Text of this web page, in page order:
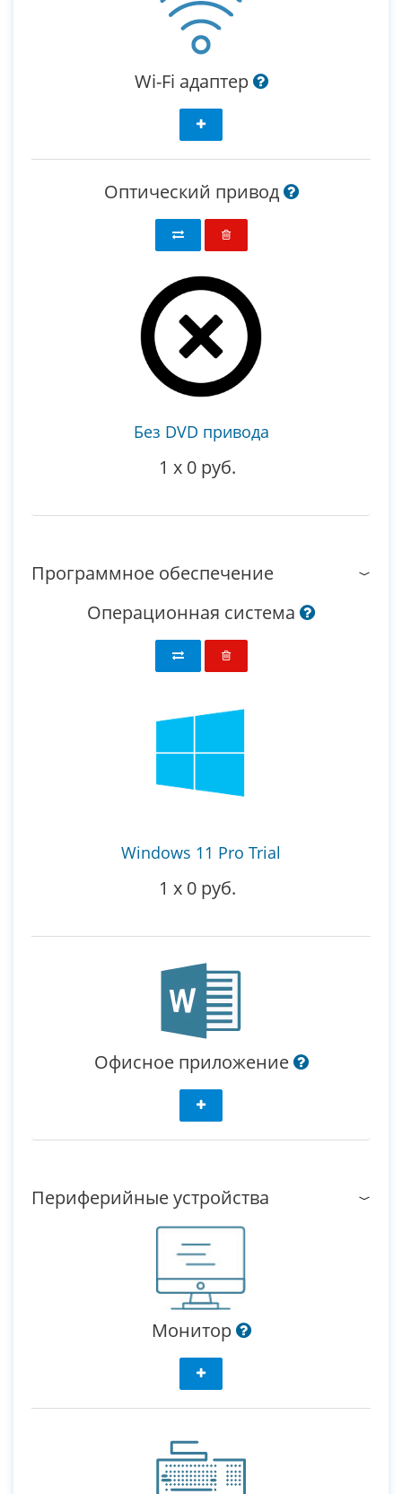
Wi-Fi адаптер
Оптический привод
Без DVD привода
1 x 0 руб.
Программное обеспечение
Операционная система
Windows 11 Pro Trial
1 x 0 руб.
Офисное приложение
Периферийные устройства
Монитор